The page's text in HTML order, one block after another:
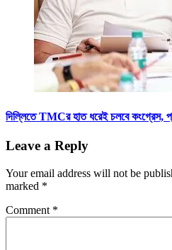
দিল্লিতে TMCর হাত ধরেই চলবে কংগ্রেস,
Leave a Reply
Your email address will not be
marked *
Comment *